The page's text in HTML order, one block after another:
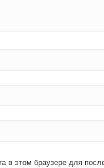
в этом браузере для